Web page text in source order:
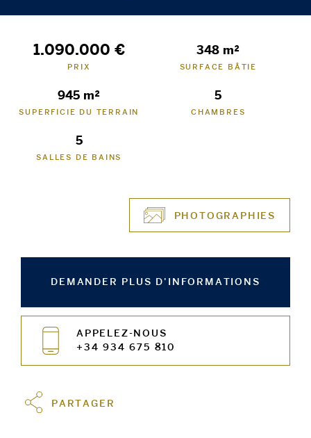
1.090.000 €
PRIX
348 m²
SURFACE BÂTIE
945 m²
SUPERFICIE DU TERRAIN
5
CHAMBRES
5
SALLES DE BAINS
PHOTOGRAPHIES
DEMANDER PLUS D'INFORMATIONS
APPELEZ-NOUS
+34 934 675 810
PARTAGER